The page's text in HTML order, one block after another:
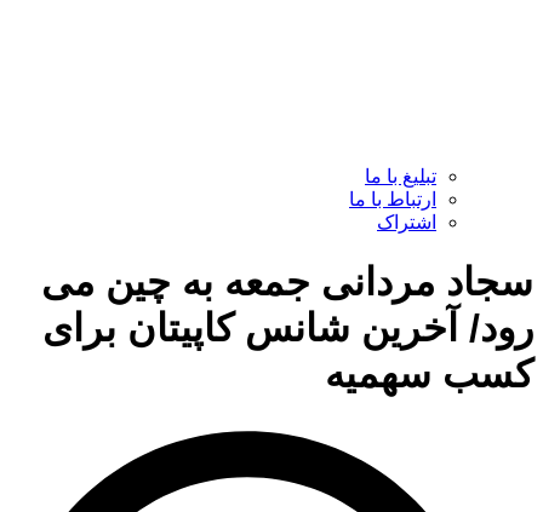
تبلیغ با ما
ارتباط با ما
اشتراک
سجاد مردانی جمعه به چین می
رود/ آخرین شانس کاپیتان برای
کسب سهمیه